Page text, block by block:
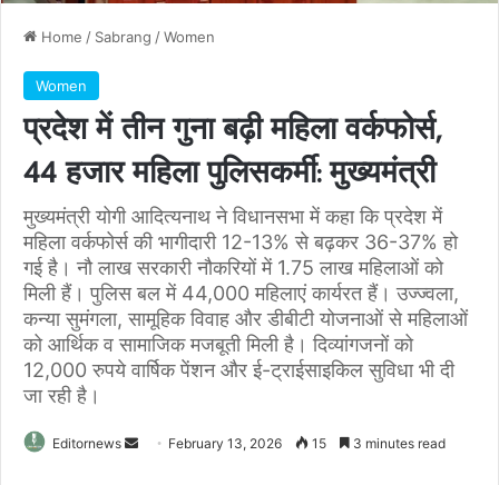
Home / Sabrang /Women
Women
प्रदेश में तीन गुना बढ़ी महिला वर्कफोर्स,
44 हजार महिला पुलिसकर्मी: मुख्यमंत्री
मुख्यमंत्री योगी आदित्यनाथ ने विधानसभा में कहा कि प्रदेश में
महिला वर्कफोर्स की भागीदारी 12-13% से बढ़कर 36-37% हो
गई है। नौ लाख सरकारी नौकरियों में 1.75 लाख महिलाओं को
मिली हैं। पुलिस बल में 44,000 महिलाएं कार्यरत हैं। उज्ज्वला,
कन्या सुमंगला, सामूहिक विवाह और डीबीटी योजनाओं से महिलाओं
को आर्थिक व सामाजिक मजबूती मिली है। दिव्यांगजनों को
12,000 रुपये वार्षिक पेंशन और ई-ट्राईसाइकिल सुविधा भी दी
जा रही है।
Editornews
Send February 13, 2026 15 3 minutes read